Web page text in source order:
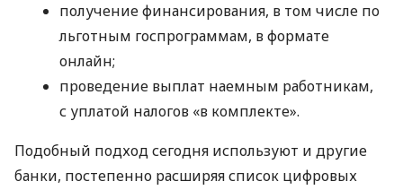
получение финансирования, в том числе по
льготным госпрограммам, в формате
онлайн;
проведение выплат наемным работникам,
с уплатой налогов «в комплекте».
Подобный подход сегодня используют и другие
банки, постепенно расширяя список цифровых